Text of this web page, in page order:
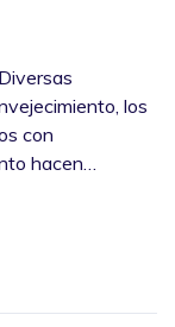
los
con
hacen…